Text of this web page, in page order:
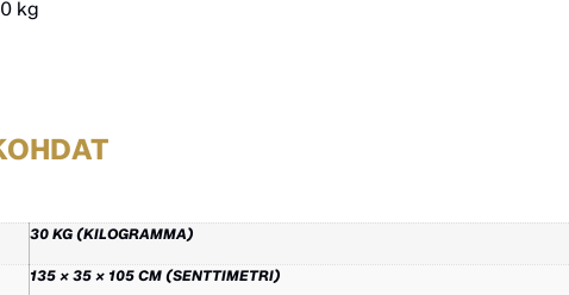
kg
30 KG (KILOGRAMMA)
135 × 35 × 105 CM (SENTTIMETRI)